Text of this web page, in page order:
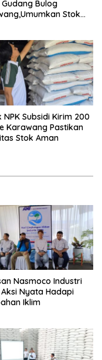
Bulog
Stok
NPK Subsidi Kirim 200
Karawang Pastikan
Stok Aman
Nasmoco Industri
Nyata Hadapi
Iklim